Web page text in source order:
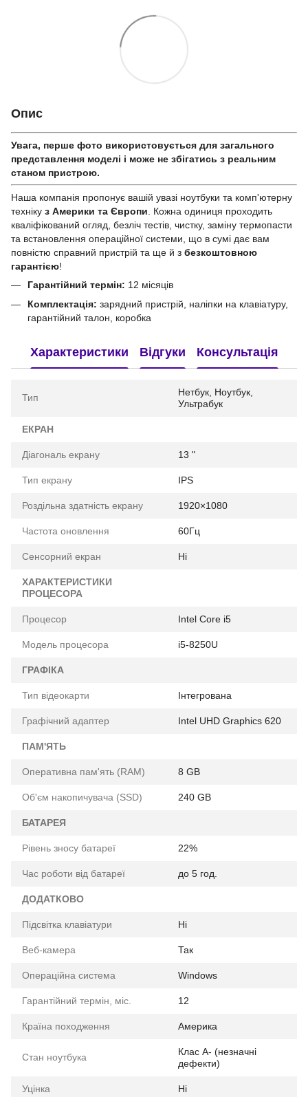
Опис
Увага, перше фото використовується для загального
представлення моделі і може не збігатись з реальним
станом приcтрою.
Наша компанія пропонує вашій увазі ноутбуки та комп'ютерну
техніку з Америки та Європи . Кожна одиниця проходить
кваліфікований огляд, безліч тестів, чистку, заміну термопасти
та встановлення операційної системи, що в сумі дає вам
повністю справний пристрій та ще й з безкоштовною
гарантією!
Гарантійний термін: 12 місяців
Комплектація: зарядний пристрій, наліпки на клавіатуру,
гарантійний талон, коробка
Характеристики Відгуки Консультація
Тип
Нетбук, Ноутбук,
Ультрабук
ЕКРАН
Діагональ екрану 13 "
Тип екрану IPS
Роздільна здатність екрану 1920×1080
Частота оновлення 60Гц
Сенсорний екран Ні
ХАРАКТЕРИСТИКИ
ПРОЦЕСОРА
Процесор Intel Core i5
Модель процесора i5-8250U
ГРАФІКА
Тип відеокарти Інтегрована
Графічний адаптер Intel UHD Graphics 620
ПАМ'ЯТЬ
Оперативна пам'ять (RAM) 8 GB
Об'єм накопичувача (SSD) 240 GB
БАТАРЕЯ
Рівень зносу батареї 22%
Час роботи від батареї до 5 год.
ДОДАТКОВО
Підсвітка клавіатури Ні
Веб-камера Так
Операційна система Windows
Гарантійний термін, міс. 12
Країна походження Америка
Стан ноутбука
Клас A- (незначні
дефекти)
Уцінка Ні